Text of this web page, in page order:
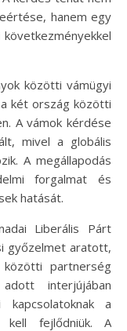
hanem egy
közötti vámügyi
két ország közötti
A vámok kérdése
mivel a globális
A megállapodás
forgalmat és
hatását.
Liberális Párt
győzelmet aratott,
partnerség
interjújában
a
kell fejlődniük. A